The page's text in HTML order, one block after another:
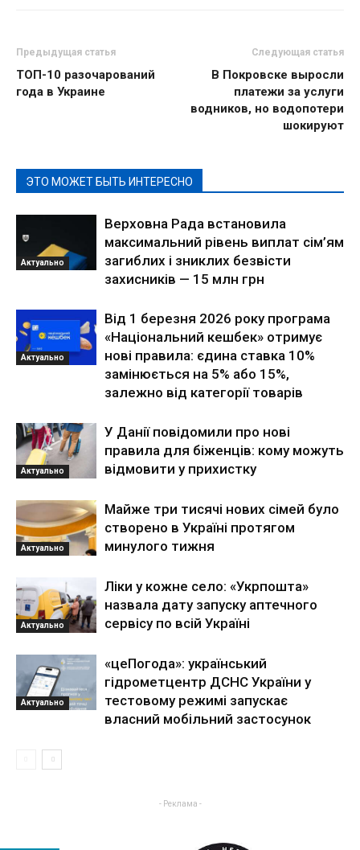
Предыдущая статья
ТОП-10 разочарований
года в Украине
Следующая статья
В Покровске выросли
платежи за услуги
водников, но водопотери
шокируют
ЭТО МОЖЕТ БЫТЬ ИНТЕРЕСНО
Актуально
Верховна Рада встановила
максимальний рівень виплат сім’ям
загиблих і зниклих безвісти
захисників — 15 млн грн
Актуально
Від 1 березня 2026 року програма
«Національний кешбек» отримує
нові правила: єдина ставка 10%
замінюється на 5% або 15%,
залежно від категорії товарів
Актуально
У Данії повідомили про нові
правила для біженців: кому можуть
відмовити у прихистку
Актуально
Майже три тисячі нових сімей було
створено в Україні протягом
минулого тижня
Актуально
Ліки у кожне село: «Укрпошта»
назвала дату запуску аптечного
сервісу по всій Україні
Актуально
«цеПогода»: український
гідрометцентр ДСНС України у
тестовому режимі запускає
власний мобільний застосунок
- Реклама -